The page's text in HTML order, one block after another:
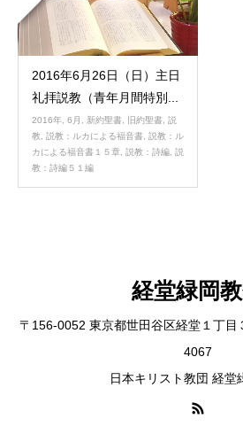
2016年6月26日（日）主日
礼拝説教（青年月間特別...
2016年 6月 新約聖書 旧約聖書 説
教 説教：ルカによる福音書 説教：ル
カによる福音書１５章 説教：詩編 説
教：詩編５１編
経堂緑岡
〒156-0052 東京都世田谷区経堂１丁
4067
日本キリスト教団 経堂